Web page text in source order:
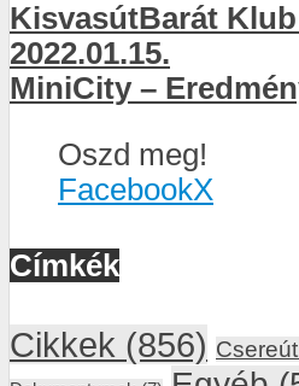
KisvasútBarát
2022.01.15.
MiniCity –
Oszd meg!
FacebookX
Címkék
Cikkek (856) Csereút